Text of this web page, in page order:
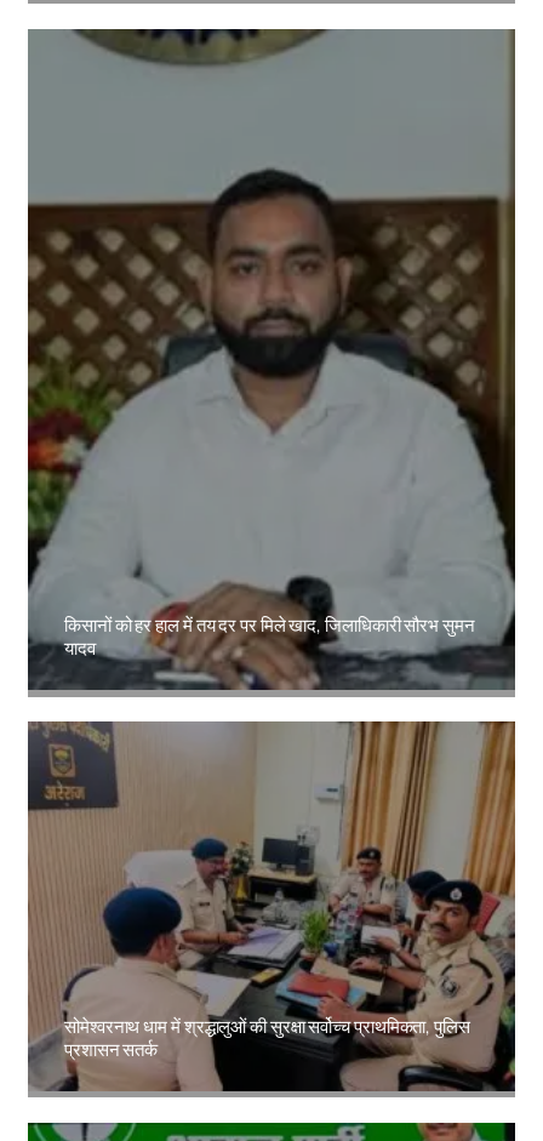
किसानों को हर हाल में तय दर पर मिले खाद, जिलाधिकारी सौरभ सुमन
यादव
Amit Lekh
सोमेश्वरनाथ धाम में श्रद्धालुओं की सुरक्षा सर्वोच्च प्राथमिकता, पुलिस
प्रशासन सतर्क